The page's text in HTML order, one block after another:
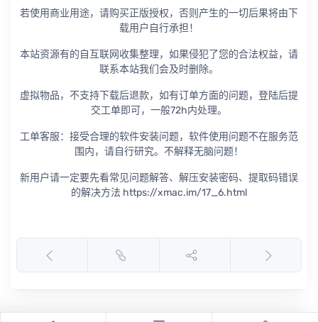
若使用商业用途，请购买正版授权，否则产生的一切后果将由下
载用户自行承担！
本站资源有的自互联网收集整理，如果侵犯了您的合法权益，请
联系本站我们会及时删除。
虚拟物品，不支持下载后退款，如有订单方面的问题，登陆后提
交工单即可，一般72h内处理。
工单客服：接受合理的软件安装问题，软件使用问题不在服务范
围内，请自行研究。不解释无脑问题！
新用户请一定要先看常见问题解答、解压安装密码、提取码错误
的解决方法 https://xmac.im/17_6.html